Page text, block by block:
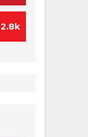
2.8k